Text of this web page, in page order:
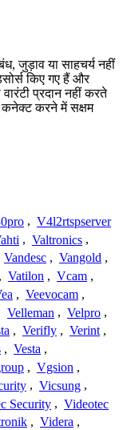
जुड़ाव या साहचर्य नहीं
किए गए हैं और
प्रदान नहीं करते
करने में सक्षम
, V4l2rtspserver
, Valtronics ,
Vandesc , Vangold ,
, Vatilon , Vcam ,
, Veevocam ,
Velleman , Velpro ,
, Verifly , Verint ,
, Vesta ,
, Vgsion ,
, Vicsung ,
Security , Videotec
, Videra ,